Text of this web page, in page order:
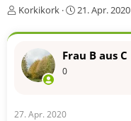
E
s
e
r
Korkikork
E
s
e
21. Apr. 2020
Frau B aus C
0
27. Apr. 2020